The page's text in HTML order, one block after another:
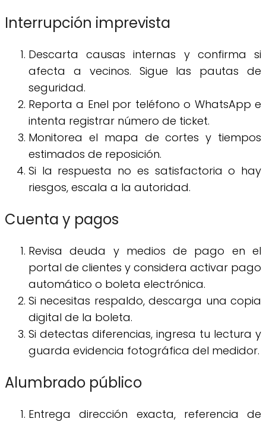
Interrupción imprevista
Descarta causas internas y confirma si
afecta a vecinos. Sigue las pautas de
seguridad.
Reporta a Enel por teléfono o WhatsApp e
intenta registrar número de ticket.
Monitorea el mapa de cortes y tiempos
estimados de reposición.
Si la respuesta no es satisfactoria o hay
riesgos, escala a la autoridad.
Cuenta y pagos
Revisa deuda y medios de pago en el
portal de clientes y considera activar pago
automático o boleta electrónica.
Si necesitas respaldo, descarga una copia
digital de la boleta.
Si detectas diferencias, ingresa tu lectura y
guarda evidencia fotográfica del medidor.
Alumbrado público
Entrega dirección exacta, referencia de